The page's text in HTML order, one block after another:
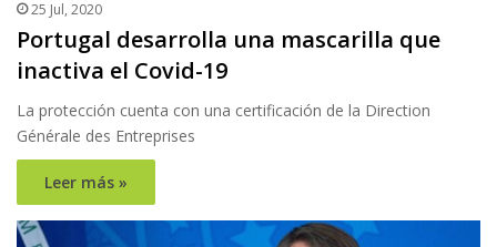
25 Jul, 2020
Portugal desarrolla una mascarilla que
inactiva el Covid-19
La protección cuenta con una certificación de la Direction
Générale des Entreprises
Leer más »